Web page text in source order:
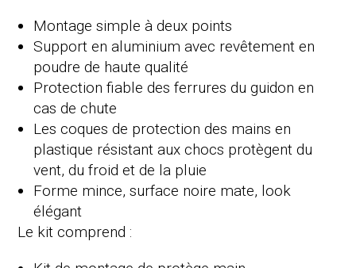
Montage simple à deux points
Support en aluminium avec revêtement en
poudre de haute qualité
Protection fiable des ferrures du guidon en
cas de chute
Les coques de protection des mains en
plastique résistant aux chocs protègent du
vent, du froid et de la pluie
Forme mince, surface noire mate, look
élégant
Le kit comprend :